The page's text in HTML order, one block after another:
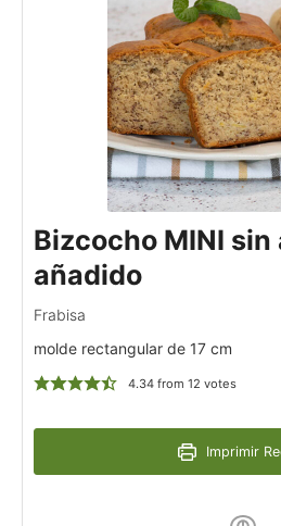
Bizcocho MINI sin
añadido
Frabisa
molde rectangular de 17 cm
4.34from 12 votes
Imprimir